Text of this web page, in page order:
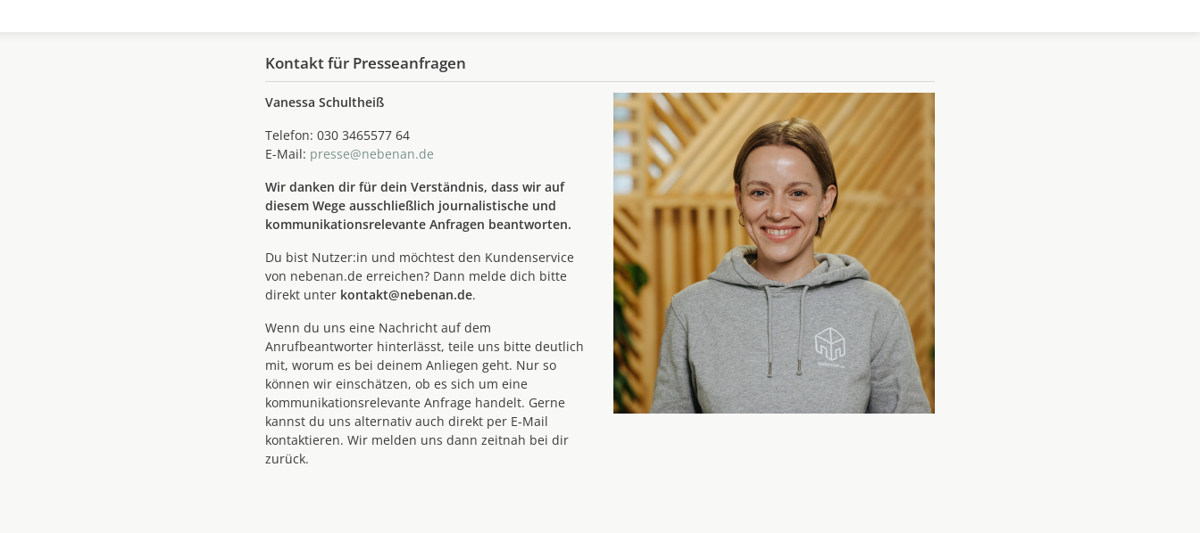
Kontakt für Presseanfragen
Vanessa Schultheiß
Telefon: 030 3465577 64
E-Mail: presse@nebenan.de
Wir danken dir für dein Verständnis, dass wir auf
diesem Wege ausschließlich journalistische und
kommunikationsrelevante Anfragen beantworten.
Du bist Nutzer:in und möchtest den Kundenservice
von nebenan.de erreichen? Dann melde dich bitte
direkt unter kontakt@nebenan.de.
Wenn du uns eine Nachricht auf dem
Anrufbeantworter hinterlässt, teile uns bitte deutlich
mit, worum es bei deinem Anliegen geht. Nur so
können wir einschätzen, ob es sich um eine
kommunikationsrelevante Anfrage handelt. Gerne
kannst du uns alternativ auch direkt per E-Mail
kontaktieren. Wir melden uns dann zeitnah bei dir
zurück.